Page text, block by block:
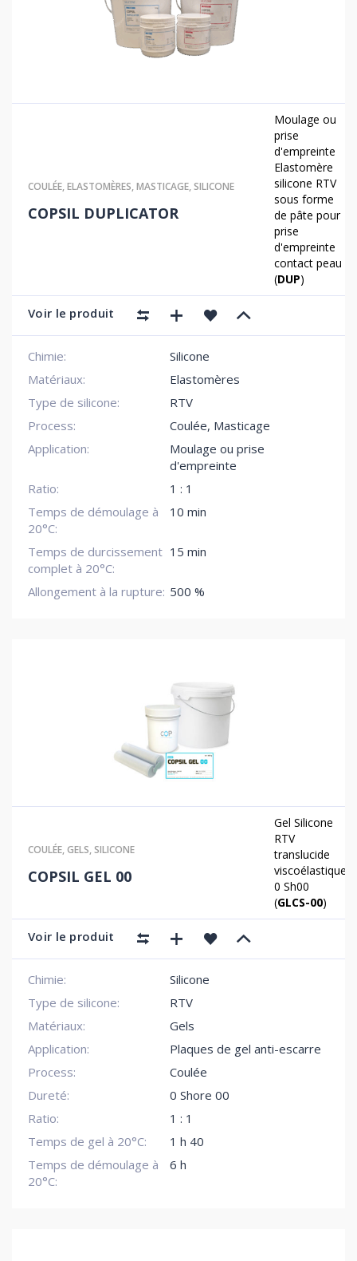
COULÉE,ELASTOMÈRES,MASTICAGE,SILICONE
COPSIL DUPLICATOR
Moulage ou
prise
d'empreinte
Elastomère
silicone RTV
sous forme
de pâte pour
prise
d'empreinte
contact peau
(DUP)
Voir le produit
Chimie:
Silicone
Matériaux:
Elastomères
Type de silicone:
RTV
Process:
Coulée, Masticage
Application:
Moulage ou prise
d'empreinte
Ratio:
1 : 1
Temps de démoulage à
20°C:
10 min
Temps de durcissement
complet à 20°C:
15 min
Allongement à la rupture: 500 %
COULÉE,GELS,SILICONE
COPSIL GEL 00
Gel Silicone
RTV
translucide
viscoélastique
0 Sh00
(GLCS-00)
Voir le produit
Chimie:
Silicone
Type de silicone:
RTV
Matériaux:
Gels
Application:
Plaques de gel anti-escarre
Process:
Coulée
Dureté:
0 Shore 00
Ratio:
1 : 1
Temps de gel à 20°C:
1 h 40
Temps de démoulage à
20°C:
6 h